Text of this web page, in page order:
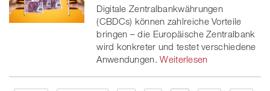
Digitale Zentralbankwährungen
(CBDCs) können zahlreiche Vorteile
bringen – die Europäische Zentralbank
wird konkreter und testet verschiedene
Anwendungen. Weiterlesen